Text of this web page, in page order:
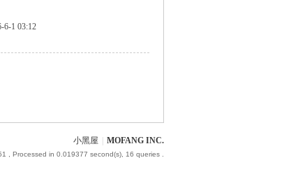
6-1 03:12
小黑屋 MOFANG INC.
, Processed in 0.019377 second(s), 16 queries .